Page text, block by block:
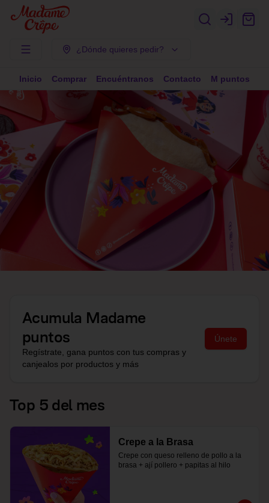
Login
¿Dónde quieres pedir?
Inicio Comprar Encuéntranos Contacto M puntos
Acumula Madame
puntos
Regístrate, gana puntos con tus compras y
canjealos por productos y más
Únete
Top 5 del mes
Crepe a la Brasa
Crepe con queso relleno de pollo a la
brasa + ají pollero + papitas al hilo